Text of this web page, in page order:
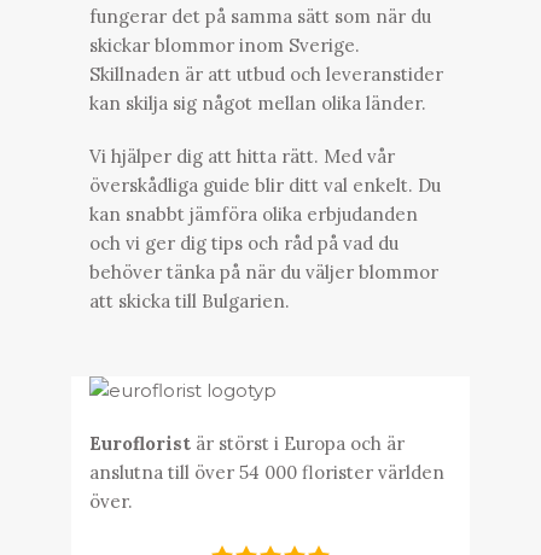
fungerar det på samma sätt som när du
skickar blommor inom Sverige.
Skillnaden är att utbud och leveranstider
kan skilja sig något mellan olika länder.
Vi hjälper dig att hitta rätt. Med vår
överskådliga guide blir ditt val enkelt. Du
kan snabbt jämföra olika erbjudanden
och vi ger dig tips och råd på vad du
behöver tänka på när du väljer blommor
att skicka till Bulgarien.
Euroflorist är störst i Europa och är
anslutna till över 54 000 florister världen
över.